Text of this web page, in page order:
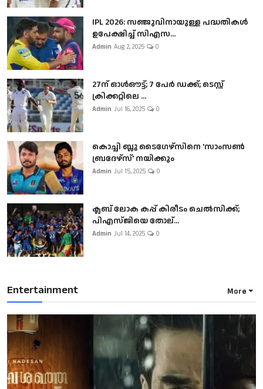
IPL 2026: സഞ്ജുവിനായുള്ള പദ്ധതികൾ
ഉപേക്ഷിച്ച് സിഎസ...
Admin Aug 2, 2025 0
27ന് ഓൾഔട്ട്; 7 പേർ ഡക്ക്; ടെസ്റ്റ്
ക്രിക്കറ്റിലെ ...
Admin Jul 16, 2025 0
കൊച്ചി ബ്ലൂ ടൈഗേഴ്സിനെ 'സാംസൺ
ബ്രദേഴ്സ്' നയിക്കും
Admin Jul 15, 2025 0
ക്ലബ് ലോക കപ്പ് കിരീടം ചെല്‍സിക്ക്;
പിഎസ്ജിയെ തോല്...
Admin Jul 14, 2025 0
Entertainment More